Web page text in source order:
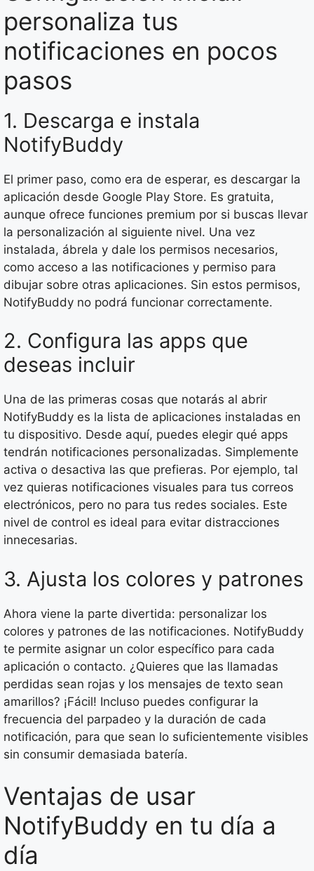
personaliza tus
notificaciones en pocos
pasos
1. Descarga e instala
NotifyBuddy
El primer paso, como era de esperar, es descargar la
aplicación desde Google Play Store. Es gratuita,
aunque ofrece funciones premium por si buscas llevar
la personalización al siguiente nivel. Una vez
instalada, ábrela y dale los permisos necesarios,
como acceso a las notificaciones y permiso para
dibujar sobre otras aplicaciones. Sin estos permisos,
NotifyBuddy no podrá funcionar correctamente.
2. Configura las apps que
deseas incluir
Una de las primeras cosas que notarás al abrir
NotifyBuddy es la lista de aplicaciones instaladas en
tu dispositivo. Desde aquí, puedes elegir qué apps
tendrán notificaciones personalizadas. Simplemente
activa o desactiva las que prefieras. Por ejemplo, tal
vez quieras notificaciones visuales para tus correos
electrónicos, pero no para tus redes sociales. Este
nivel de control es ideal para evitar distracciones
innecesarias.
3. Ajusta los colores y patrones
Ahora viene la parte divertida: personalizar los
colores y patrones de las notificaciones. NotifyBuddy
te permite asignar un color específico para cada
aplicación o contacto. ¿Quieres que las llamadas
perdidas sean rojas y los mensajes de texto sean
amarillos? ¡Fácil! Incluso puedes configurar la
frecuencia del parpadeo y la duración de cada
notificación, para que sean lo suficientemente visibles
sin consumir demasiada batería.
Ventajas de usar
NotifyBuddy en tu día a
día